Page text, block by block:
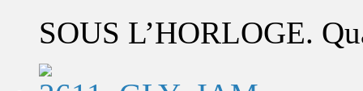
SOUS L’HORLOGE.